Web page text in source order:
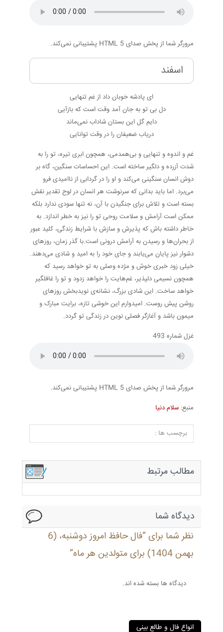
مرورگر شما از پخش صدای HTML 5 پشتیبانی نمی‌کند.
اسفند
ای پادشه خوبان داد از غم تنهایی
دل بی تو به جان آمد وقت است که بازآیی
دایم گل این بستان شاداب نمی‌ماند
دریاب ضعیفان را در وقت توانایی
غم و اندوه و تنهایی و بی‌همدمی، همچون ابری تیره، تو را به
شدت آزرده و دلگیر ساخته است. این احساسات سنگین، گاه بر
دوش انسان سنگینی می‌کند و او را در گردابی از ناامیدی فرو
می‌برد. اما باید بدانی که سرنوشت هر انسان در لوح تقدیر نقش
بسته است و تلاش برای جنگیدن با آن، نه تنها سودی ندارد بلکه
ممکن است آرامش و سلامت روحی تو را نیز به خطر اندازد. به
خاطر داشته باش که پذیرش و سازش با شرایط زندگی، کلید عبور
از بحران‌ها و رسیدن به آرامش درونی است.با گذر زمان، روزهای
دشوار نیز پایان می‌یابند و جای خود را به امید و شادی می‌دهند.
خیلی زود خبری خوش و مژده وصلی به تو خواهد رسید که
همچون نسیمی دلپذیر، غم‌هایت را خواهد زدود و تو را غافلگیر
خواهد ساخت. این شادی بزرگ، نشانه‌ی نویدبخش روزهای
روشن پیش روست. امیدوارم این خوشی تازه، برایت مبارک و
میمون باشد و آغازگر فصلی نوین در زندگی تو گردد.
غزل شماره 493
مرورگر شما از پخش صدای HTML 5 پشتیبانی نمی‌کند.
منبع: سلام دنیا
برچسب ها :
مطالب مرتبط
دیدگاه شما
نظر شما برای “فال حافظ امروز دوشنبه، (6
بهمن 1404) برای متولدین هر ماه”
دیدگاه ها بسته شده اند.
انواع فال و طالع بینی